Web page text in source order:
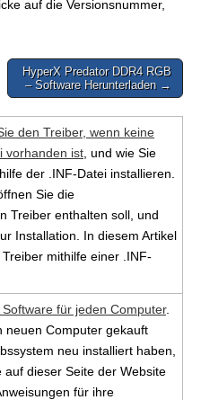
auf die Versionsnummer,
HyperX Predator DDR4 RGB
– Software Herunterladen →
den Treiber, wenn keine
vorhanden ist , und wie Sie
der .INF-Datei installieren.
Sie die
Treiber enthalten soll, und
Installation. In diesem Artikel
mithilfe einer .INF-
für jeden Computer.
neuen Computer gekauft
neu installiert haben,
auf dieser Seite der Website
für ihre